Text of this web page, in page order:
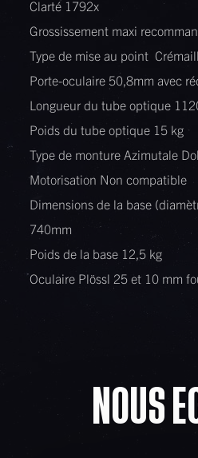
Clarté 1792x
Grossissement maxi
Type de mise au point
Porte-oculaire 50,8mm avec
Longueur du tube optique
Poids du tube optique 15 kg
Type de monture Azimutale
Motorisation Non compatible
Dimensions de la base
740mm
Poids de la base 12,5 kg
Oculaire Plössl 25 et 10 mm